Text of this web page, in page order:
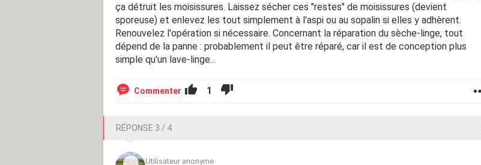
ça détruit les moisissures. Laissez sécher ces "restes" de moisissures (devient
sporeuse) et enlevez les tout simplement à l'aspi ou au sopalin si elles y adhèrent.
Renouvelez l'opération si nécessaire. Concernant la réparation du sèche-linge, tout
dépend de la panne : probablement il peut être réparé, car il est de conception plus
simple qu'un lave-linge...
Commenter 1
RÉPONSE 3 / 4
Utilisateur anonyme